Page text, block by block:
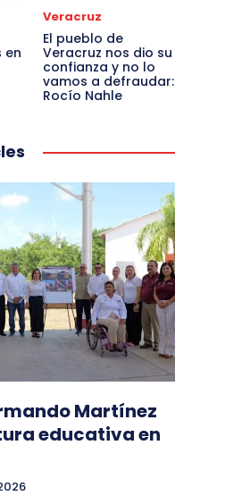
en
Veracruz
El pueblo de
Veracruz nos dio su
confianza y no lo
vamos a defraudar:
Rocío Nahle
Martínez
educativa en